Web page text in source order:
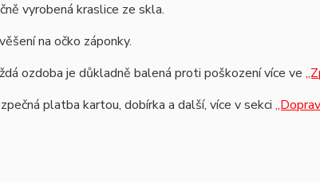
vyrobená kraslice ze skla.
na očko záponky.
ozdoba je důkladně balená proti poškození více ve
platba kartou, dobírka a další, více v sekci